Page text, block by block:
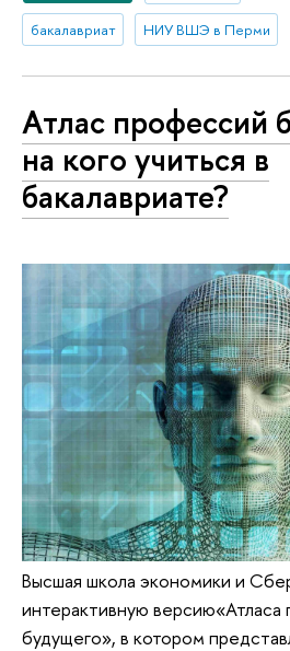
бакалавриат НИУ ВШЭ в Перми
Атлас профессий
на кого учиться в
бакалавриате?
Высшая школа экономики и
интерактивную версию«Атласа
будущего», в котором